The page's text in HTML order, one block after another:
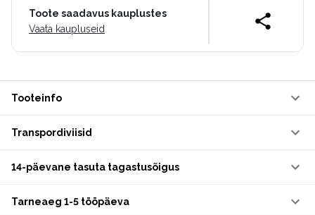
Toote saadavus kauplustes
Vaata kaupluseid
Tooteinfo
Transpordiviisid
14-päevane tasuta tagastusõigus
Tarneaeg 1-5 tööpäeva